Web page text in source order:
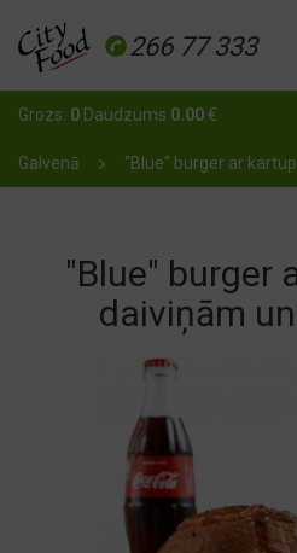
266 77 333
Grozs: 0 Daudzums 0.00€
Galvenā "Blue" burger ar
"Blue" burger
daiviņām